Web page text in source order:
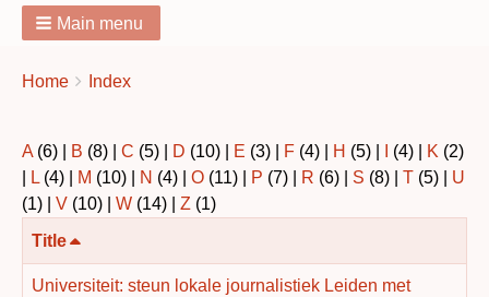
Main menu
Breadcrumbs
You
Home Index
A (6) B (8) C (5) D (10) E (3) F (4) H (5) (4) K (2)
L (4) M (10) N (4) O (11) P (7) R (6) S (8) T (5)
U
(1)
V (10) W (14) Z (1)
TitleAflopend
sorteren
Universiteit: steun lokale journalistiek Leiden met